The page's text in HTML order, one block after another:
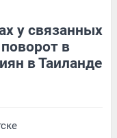
у связанных
в
в Таиланде